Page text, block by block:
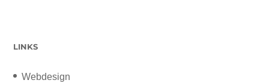
LINKS
Webdesign